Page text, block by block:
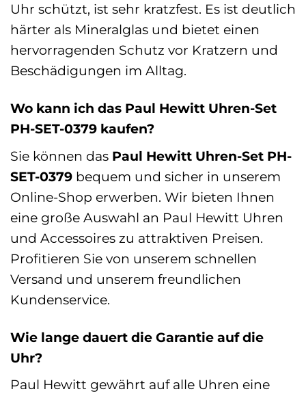
Uhr schützt, ist sehr kratzfest. Es ist deutlich
härter als Mineralglas und bietet einen
hervorragenden Schutz vor Kratzern und
Beschädigungen im Alltag.
Wo kann ich das Paul Hewitt Uhren-Set
PH-SET-0379 kaufen?
Sie können das Paul Hewitt Uhren-Set PH-
SET-0379 bequem und sicher in unserem
Online-Shop erwerben. Wir bieten Ihnen
eine große Auswahl an Paul Hewitt Uhren
und Accessoires zu attraktiven Preisen.
Profitieren Sie von unserem schnellen
Versand und unserem freundlichen
Kundenservice.
Wie lange dauert die Garantie auf die
Uhr?
Paul Hewitt gewährt auf alle Uhren eine